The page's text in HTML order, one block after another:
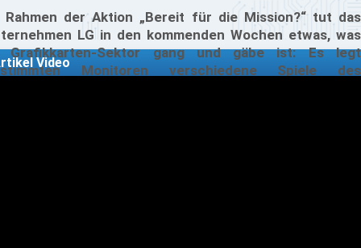
Rahmen der Aktion „Bereit für die Mission?“ tut das
LG in den kommenden Wochen etwas, was
Grafikkarten-Sektor gang und gäbe ist: Es legt
Monitoren verschiedene Spiele des
Video